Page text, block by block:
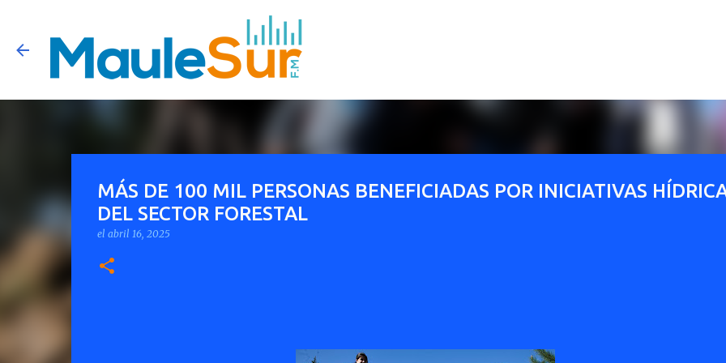
MÁS DE 100 MIL PERSONAS BENEFICIADAS POR INICIATIVAS
DEL SECTOR FORESTAL
el abril 16, 2025